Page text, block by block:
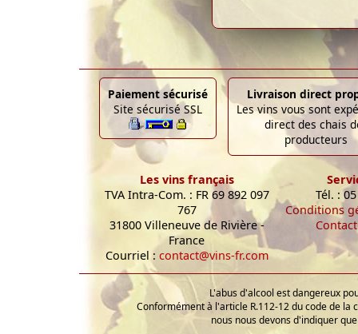
Paiement sécurisé
Site sécurisé SSL
Livraison direct
Les vins vous sont
direct des chais
producteurs
Les vins français
TVA Intra-Com. : FR 69 892 097
767
31800 Villeneuve de Rivière -
France
Courriel : contact@vins-fr.com
Tél. :
Conditions
Contact
L'abus d'alcool est dangereux
Conformément à l'article R.112-12 du code de la
nous nous devons d'indiquer